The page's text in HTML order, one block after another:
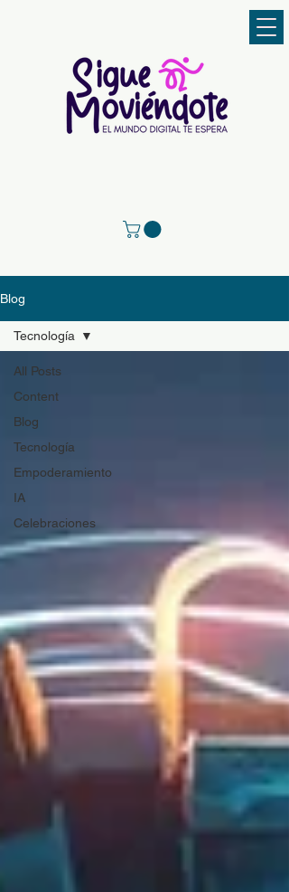
Blog
All Posts
Content
Blog
Tecnología
Empoderamiento
IA
Celebraciones
Tecnología